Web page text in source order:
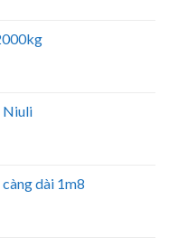
Niuli
dài 1m8